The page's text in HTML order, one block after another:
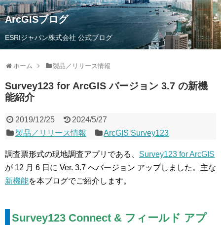
ArcGISブログ
ESRIジャパン株式会社 公式ブログ
ホーム 製品／リリース情報
Survey123 for ArcGIS バージョン 3.7 の新機
能紹介
2019/12/25
2024/5/27
製品／リリース情報
ArcGIS Survey123
調査票形式の現地調査アプリである、 Survey123 for ArcGIS
が 12 月 6 日に Ver. 3.7 へバージョン アップしました。主な
新機能を本ブログでご紹介します。
Survey123 Connect & フィールド アプ